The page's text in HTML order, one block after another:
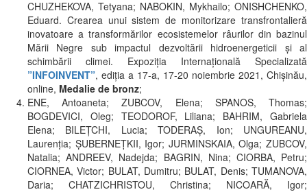
CHUZHEKOVA, Tetyana; NABOKIN, Mykhailo; ONISHCHENKO,
Eduard. Crearea unui sistem de monitorizare transfrontalieră
inovatoare a transformărilor ecosistemelor râurilor din bazinul
Mării Negre sub impactul dezvoltării hidroenergeticii și al
schimbării climei. Expoziția Internațională Specializată
”INFOINVENT”, ediția a 17-a, 17-20 noiembrie 2021, Chișinău,
online, Medalie de bronz;
ENE, Antoaneta; ZUBCOV, Elena; SPANOS, Thomas;
BOGDEVICI, Oleg; TEODOROF, Liliana; BAHRIM, Gabriela
Elena; BILEŢCHI, Lucia; TODERAȘ, Ion; UNGUREANU,
Laurenţia; ȘUBERNEŢKII, Igor; JURMINSKAIA, Olga; ZUBCOV,
Natalia; ANDREEV, Nadejda; BAGRIN, Nina; CIORBA, Petru;
CIORNEA, Victor; BULAT, Dumitru; BULAT, Denis; TUMANOVA,
Daria; CHATZICHRISTOU, Christina; NICOARĂ, Igor;